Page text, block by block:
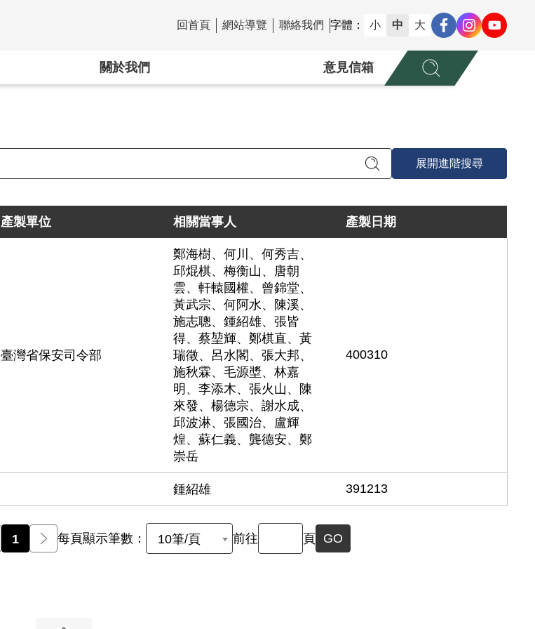
:::
回首頁 網站導覽 聯絡我們 字體： 小 中 大
關於我們 意見信箱
展開進階搜尋
產製單位 相關當事人 產製日期
臺灣省保安司令部
鄭海樹、何川、何秀吉、
邱焜棋、梅衡山、唐朝
雲、軒轅國權、曾錦堂、
黃武宗、何阿水、陳溪、
施志聰、鍾紹雄、張皆
得、蔡堃輝、鄭棋直、黃
瑞徵、呂水閣、張大邦、
施秋霖、毛源墏、林嘉
明、李添木、張火山、陳
來發、楊德宗、謝水成、
邱波淋、張國治、盧輝
煌、蘇仁義、龔德安、鄭
崇岳
400310
鍾紹雄 391213
前一頁
1 後一頁
每頁顯示筆數： 10筆/頁 前往 頁 GO